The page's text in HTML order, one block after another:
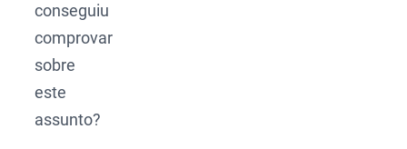
conseguiu
comprovar
sobre
este
assunto?